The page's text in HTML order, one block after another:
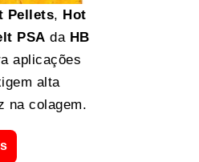
Pellets, Hot
PSA da HB
aplicações
alta
na colagem.